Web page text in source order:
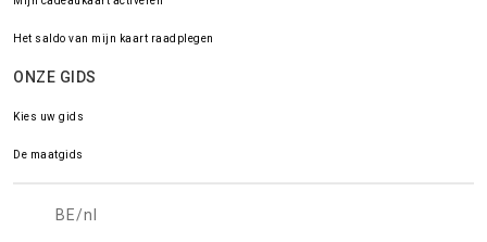
Het saldo van mijn kaart raadplegen
ONZE GIDS
Kies uw gids
De maatgids
BE/nl